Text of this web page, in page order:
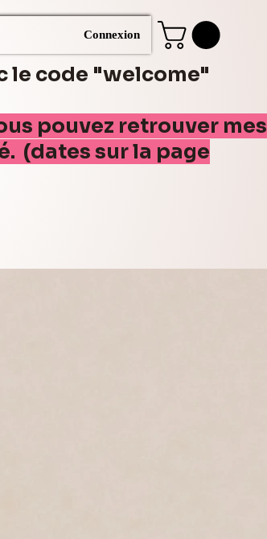
Connexion
le code "welcome"
pouvez retrouver mes
(dates sur la page